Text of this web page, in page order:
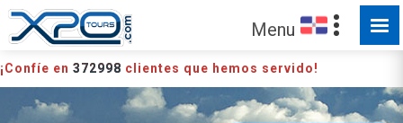
Menu
¡Confíe en 372998 clientes que hemos servido!